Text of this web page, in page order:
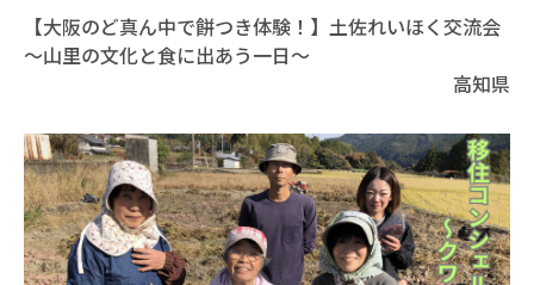
【大阪のど真ん中で餅つき体験！】土佐れいほく交流会
～山里の文化と食に出あう一日～
高知県